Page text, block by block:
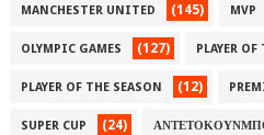
MANCHESTER UNITED (145) MVP
OLYMPIC GAMES (127) PLAYER
PLAYER OF THE SEASON (12)
SUPER CUP (24)